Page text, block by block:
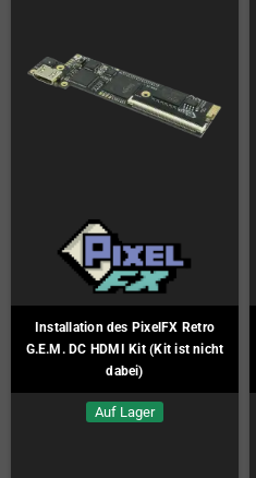
Installation des PixelFX Retro
G.E.M. DC HDMI Kit (Kit ist nicht
dabei)
Auf Lager